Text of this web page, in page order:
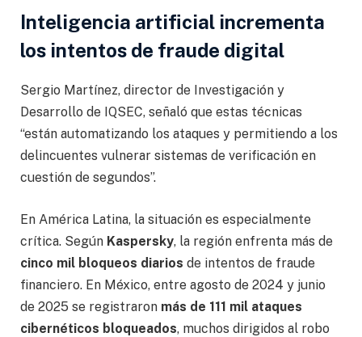
Inteligencia artificial incrementa
los intentos de fraude digital
Sergio Martínez, director de Investigación y
Desarrollo de IQSEC, señaló que estas técnicas
“están automatizando los ataques y permitiendo a los
delincuentes vulnerar sistemas de verificación en
cuestión de segundos”.
En América Latina, la situación es especialmente
crítica. Según Kaspersky, la región enfrenta más de
cinco mil bloqueos diarios de intentos de fraude
financiero. En México, entre agosto de 2024 y junio
de 2025 se registraron más de 111 mil ataques
cibernéticos bloqueados, muchos dirigidos al robo